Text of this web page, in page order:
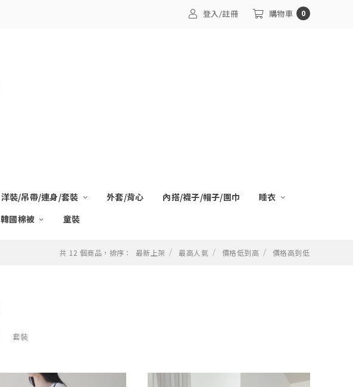
登入/註冊 購物車 0
洋裝/吊帶/連身/套裝 外套/背心 內搭/襪子/帽子/圍巾
睡衣
韓國棉被 童裝
共 12 個商品，排序： 最新上架 最高人氣 價格低到高 價格高到低
套裝